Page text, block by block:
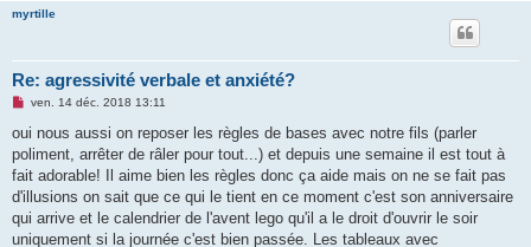
myrtille
Re: agressivité verbale et anxiété?
M
s
a
g
n
o
l
ven. 14 déc. 2018 13:11
oui nous aussi on reposer les règles de bases avec notre fils (parler
poliment, arrêter de râler pour tout...) et depuis une semaine il est tout à
fait adorable! Il aime bien les règles donc ça aide mais on ne se fait pas
d'illusions on sait que ce qui le tient en ce moment c'est son anniversaire
qui arrive et le calendrier de l'avent lego qu'il a le droit d'ouvrir le soir
uniquement si la journée c'est bien passée. Les tableaux avec